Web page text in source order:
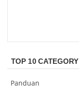
TOP 10 CATEGORY
Panduan